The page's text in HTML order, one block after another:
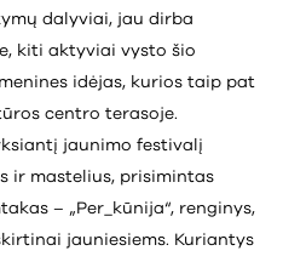
dalyviai, jau dirba
kiti aktyviai vysto šio
idėjas, kurios taip pat
centro terasoje.
jaunimo festivalį
ir mastelius, prisimintas
– „Per_kūnija“, renginys,
jauniesiems. Kuriantys